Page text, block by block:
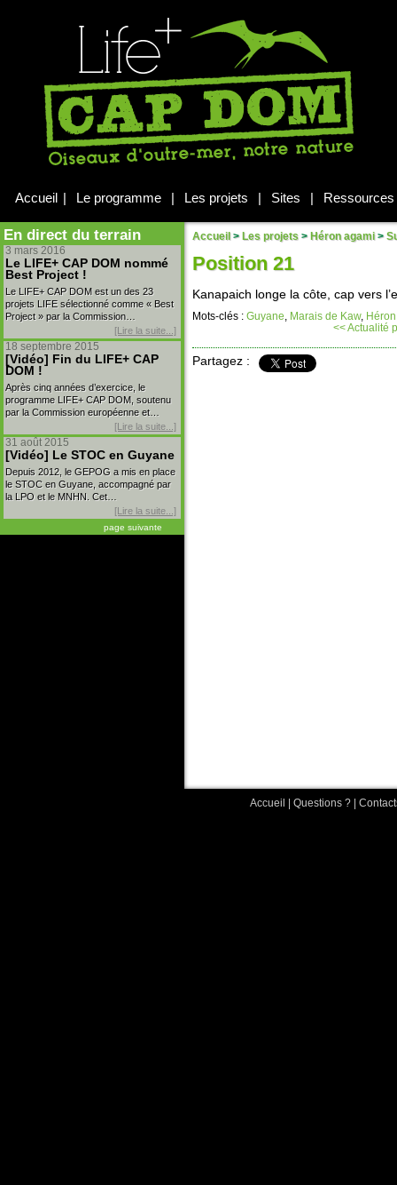
Accueil | Le programme | Les projets | Sites | Ressources
En direct du terrain
3 mars 2016
Le LIFE+ CAP DOM nommé
Best Project !
Le LIFE+ CAP DOM est un des 23
projets LIFE sélectionné comme « Best
Project » par la Commission…
[Lire la suite...]
18 septembre 2015
[Vidéo] Fin du LIFE+ CAP
DOM !
Après cinq années d’exercice, le
programme LIFE+ CAP DOM, soutenu
par la Commission européenne et…
[Lire la suite...]
31 août 2015
[Vidéo] Le STOC en Guyane
Depuis 2012, le GEPOG a mis en place
le STOC en Guyane, accompagné par
la LPO et le MNHN. Cet…
[Lire la suite...]
page suivante
Accueil > Les projets > Héron agami >
Position 21
Kanapaich longe la côte, cap vers
Mots-clés : Guyane Marais de Kaw,
<< Actualité
Partagez :
Accueil Questions ?